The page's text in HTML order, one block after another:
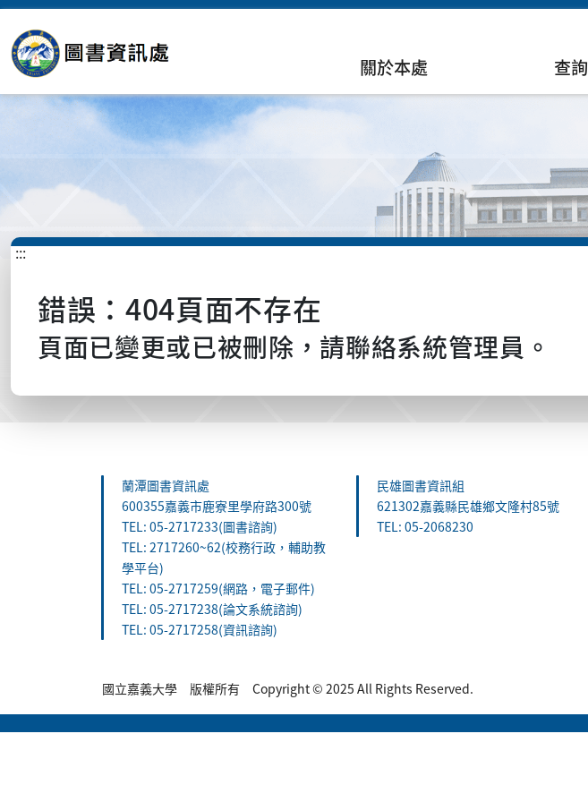
關於本處 查詢
:::
錯誤：404頁面不存在
頁面已變更或已被刪除，請聯絡系統管理員。
蘭潭圖書資訊處
600355嘉義市鹿寮里學府路300號
TEL: 05-2717233(圖書諮詢)
TEL: 2717260~62(校務行政，輔助教
學平台)
TEL: 05-2717259(網路，電子郵件)
TEL: 05-2717238(論文系統諮詢)
TEL: 05-2717258(資訊諮詢)
民雄圖書資訊組
621302嘉義縣民雄鄉文隆村85號
TEL: 05-2068230
國立嘉義大學 版權所有 Copyright © 2025 All Rights Reserved.